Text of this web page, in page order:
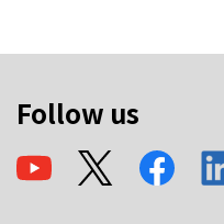
Follow us